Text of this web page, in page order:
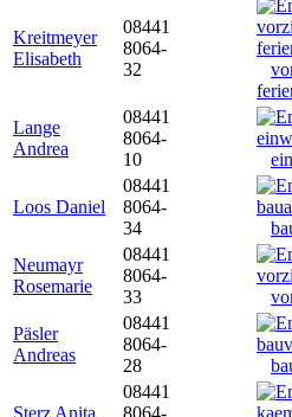
Kreitmeyer
Elisabeth
08441
8064-
32
Lange
Andrea
08441
8064-
10
Loos Daniel
08441
8064-
34
Neumayr
Rosemarie
08441
8064-
33
Päsler
Andreas
08441
8064-
28
Sterz Anita
08441
8064-